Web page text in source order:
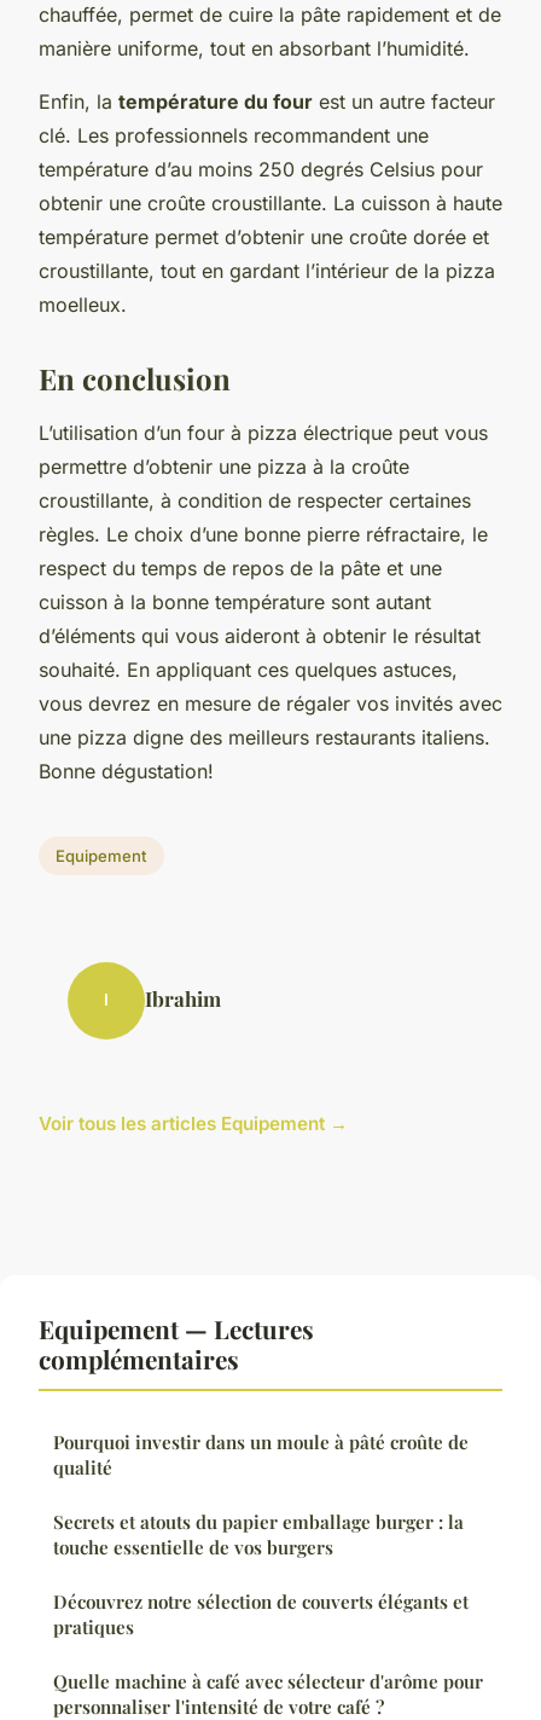
chauffée, permet de cuire la pâte rapidement et de
manière uniforme, tout en absorbant l’humidité.
Enfin, la température du four est un autre facteur
clé. Les professionnels recommandent une
température d’au moins 250 degrés Celsius pour
obtenir une croûte croustillante. La cuisson à haute
température permet d’obtenir une croûte dorée et
croustillante, tout en gardant l’intérieur de la pizza
moelleux.
En conclusion
L’utilisation d’un four à pizza électrique peut vous
permettre d’obtenir une pizza à la croûte
croustillante, à condition de respecter certaines
règles. Le choix d’une bonne pierre réfractaire, le
respect du temps de repos de la pâte et une
cuisson à la bonne température sont autant
d’éléments qui vous aideront à obtenir le résultat
souhaité. En appliquant ces quelques astuces,
vous devrez en mesure de régaler vos invités avec
une pizza digne des meilleurs restaurants italiens.
Bonne dégustation!
Equipement
I Ibrahim
Voir tous les articles Equipement →
Equipement — Lectures
complémentaires
Pourquoi investir dans un moule à pâté croûte de
qualité
Secrets et atouts du papier emballage burger : la
touche essentielle de vos burgers
Découvrez notre sélection de couverts élégants et
pratiques
Quelle machine à café avec sélecteur d'arôme pour
personnaliser l'intensité de votre café ?